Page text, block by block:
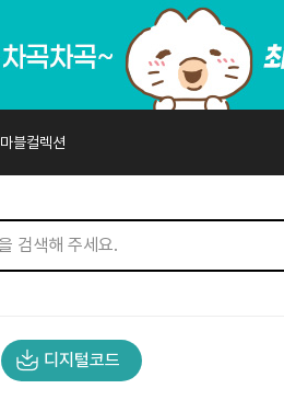
마블컬렉션
디지털코드